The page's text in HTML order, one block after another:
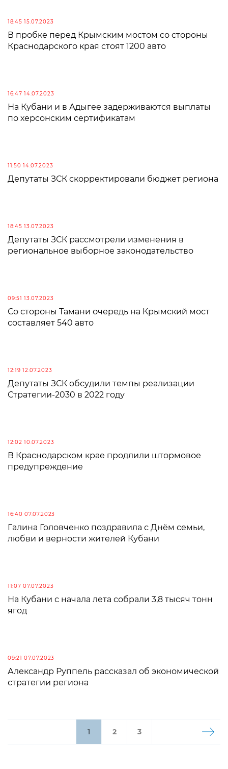
18:45 15.07.2023
В пробке перед Крымским мостом со стороны
Краснодарского края стоят 1200 авто
16:47 14.07.2023
На Кубани и в Адыгее задерживаются выплаты
по херсонским сертификатам
11:50 14.07.2023
Депутаты ЗСК скорректировали бюджет региона
18:45 13.07.2023
Депутаты ЗСК рассмотрели изменения в
региональное выборное законодательство
09:51 13.07.2023
Со стороны Тамани очередь на Крымский мост
составляет 540 авто
12:19 12.07.2023
Депутаты ЗСК обсудили темпы реализации
Стратегии-2030 в 2022 году
12:02 10.07.2023
В Краснодарском крае продлили штормовое
предупреждение
16:40 07.07.2023
Галина Головченко поздравила с Днём семьи,
любви и верности жителей Кубани
11:07 07.07.2023
На Кубани с начала лета собрали 3,8 тысяч тонн
ягод
09:21 07.07.2023
Александр Руппель рассказал об экономической
стратегии региона
1 2 3